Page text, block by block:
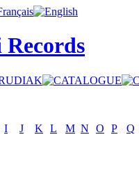
Records
I J K L M N O P Q